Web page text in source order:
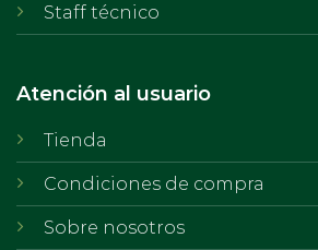
Staff técnico
Atención al usuario
Tienda
Condiciones de compra
Sobre nosotros